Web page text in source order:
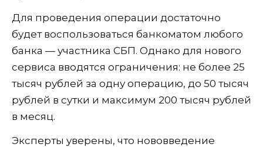
Для проведения операции достаточно
будет воспользоваться банкоматом любого
банка — участника СБП. Однако для нового
сервиса вводятся ограничения: не более 25
тысяч рублей за одну операцию, до 50 тысяч
рублей в сутки и максимум 200 тысяч рублей
в месяц.
Эксперты уверены, что нововведение